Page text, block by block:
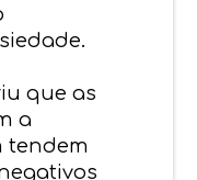
que as
a
tendem